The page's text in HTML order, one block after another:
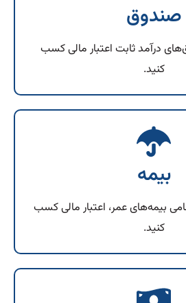
صندوق
درآمد ثابت اعتبار مالی کسب
کنید.
بیمه
بیمه‌های عمر، اعتبار مالی کسب
کنید.